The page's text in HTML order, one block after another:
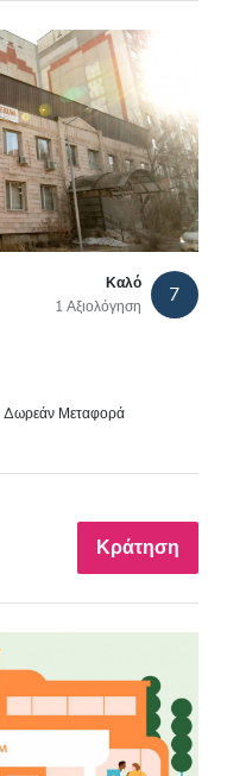
Καλό
1 Αξιολόγηση
7
Δωρεάν Μεταφορά
Κράτηση